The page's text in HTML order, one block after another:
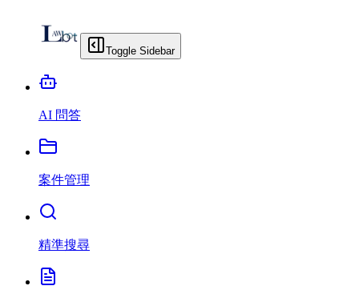
Toggle Sidebar
AI 問答
案件管理
精準搜尋